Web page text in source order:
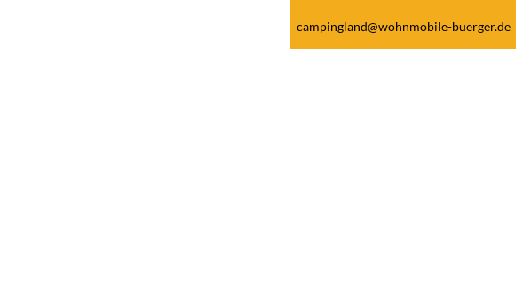
campingland@wohnmobile-buerger.de